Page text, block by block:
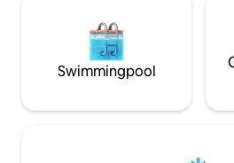
Swimmingpool